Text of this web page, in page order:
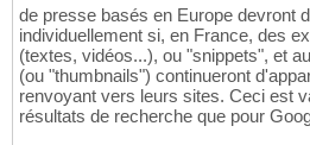
de presse basés en Europe devront
individuellement si, en France, des
(textes, vidéos...), ou "snippets", et
(ou "thumbnails") continueront
renvoyant vers leurs sites. Ceci est
résultats de recherche que pour